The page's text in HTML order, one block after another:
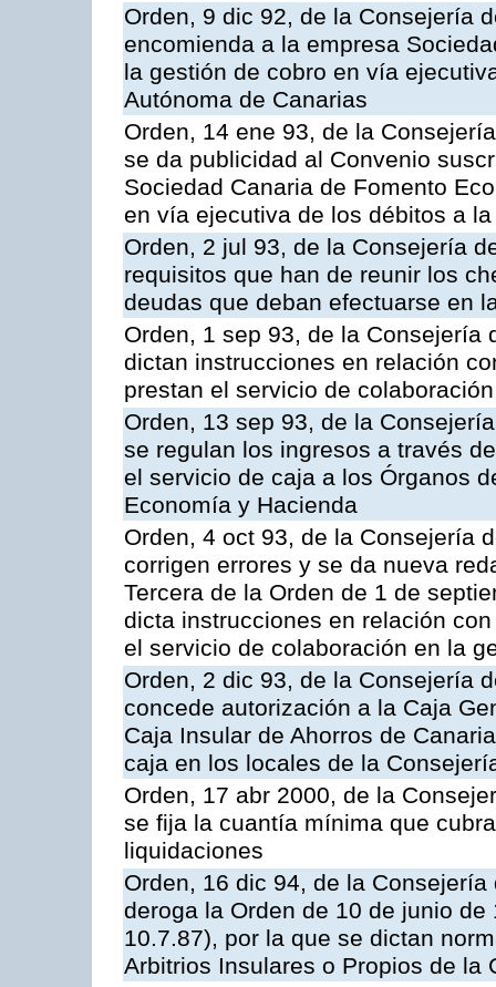
Orden, 9 dic 92, de la Consejería
encomienda a la empresa
la gestión de cobro en vía
Autónoma de Canarias
Orden, 14 ene 93, de la
se da publicidad al Convenio
Sociedad Canaria de Fomento
en vía ejecutiva de los débitos a
Orden, 2 jul 93, de la Consejería
requisitos que han de reunir los
deudas que deban efectuarse en
Orden, 1 sep 93, de la Consejería
dictan instrucciones en relación
prestan el servicio de
Orden, 13 sep 93, de la
se regulan los ingresos a través
el servicio de caja a los Órganos
Economía y Hacienda
Orden, 4 oct 93, de la Consejería
corrigen errores y se da nueva
Tercera de la Orden de 1 de
dicta instrucciones en relación
el servicio de colaboración en la
Orden, 2 dic 93, de la Consejería
concede autorización a la Caja
Caja Insular de Ahorros de
caja en los locales de la
Orden, 17 abr 2000, de la
se fija la cuantía mínima que
liquidaciones
Orden, 16 dic 94, de la
deroga la Orden de 10 de junio
10.7.87), por la que se dictan
Arbitrios Insulares o Propios de la